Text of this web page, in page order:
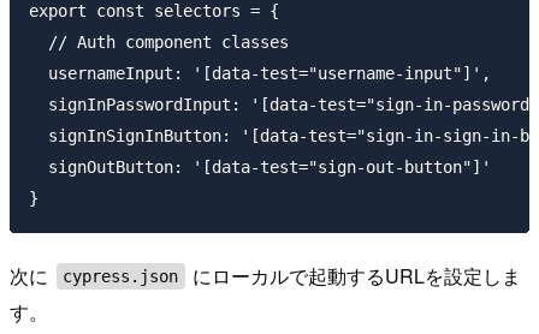
export const selectors = {
  // Auth component classes
  usernameInput: '[data-test="username-input"]',
signInPasswordInput: '[data-test="sign-in-
signInSignInButton: '[data-test="sign-in-sign-in-
  signOutButton: '[data-test="sign-out-button"]'
次に cypress.json
にローカルで起動するURLを設定しま
す。